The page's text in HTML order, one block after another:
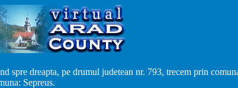
spre dreapta, pe drumul judetean nr. 793, trecem prin
Sepreus.